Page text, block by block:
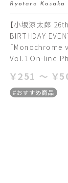
Ryotaro Kosaka
【小坂涼太郎 26th
BIRTHDAY
「Monochrome
Vol.1 On-line
￥251 ～ ￥
#おすすめ商品